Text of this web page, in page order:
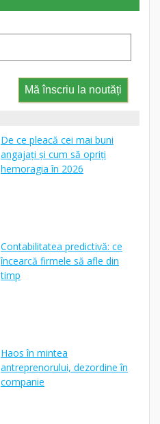
Mă înscriu la noutăți
De ce pleacă cei mai buni
angajați și cum să opriți
hemoragia în 2026
Contabilitatea predictivă: ce
încearcă firmele să afle din
timp
Haos în mintea
antreprenorului, dezordine în
companie